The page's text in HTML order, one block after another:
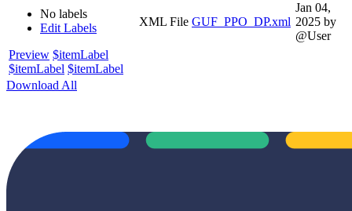
No labels
Edit Labels
Preview $itemLabel
$itemLabel $itemLabel
XML File GUF_PPO_DP.xml
Jan 04,
2025 by
@User
Download All